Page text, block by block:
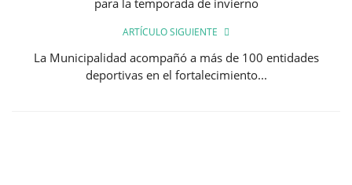
ARTÍCULO SIGUIENTE
La Municipalidad acompañó a más de 100 entidades
deportivas en el fortalecimiento...